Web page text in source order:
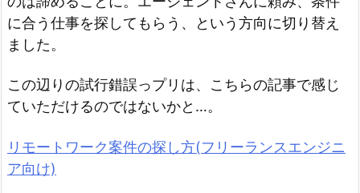
に合う仕事を探してもらう、という方向に切り替え
ました。
この辺りの試行錯誤っプリは、こちらの記事で感じ
ていただけるのではないかと…。
リモートワーク案件の探し方(フリーランスエンジニ
ア向け)